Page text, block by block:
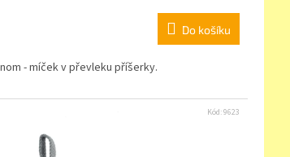
Do košíku
- míček v převleku příšerky.
Kód:9623